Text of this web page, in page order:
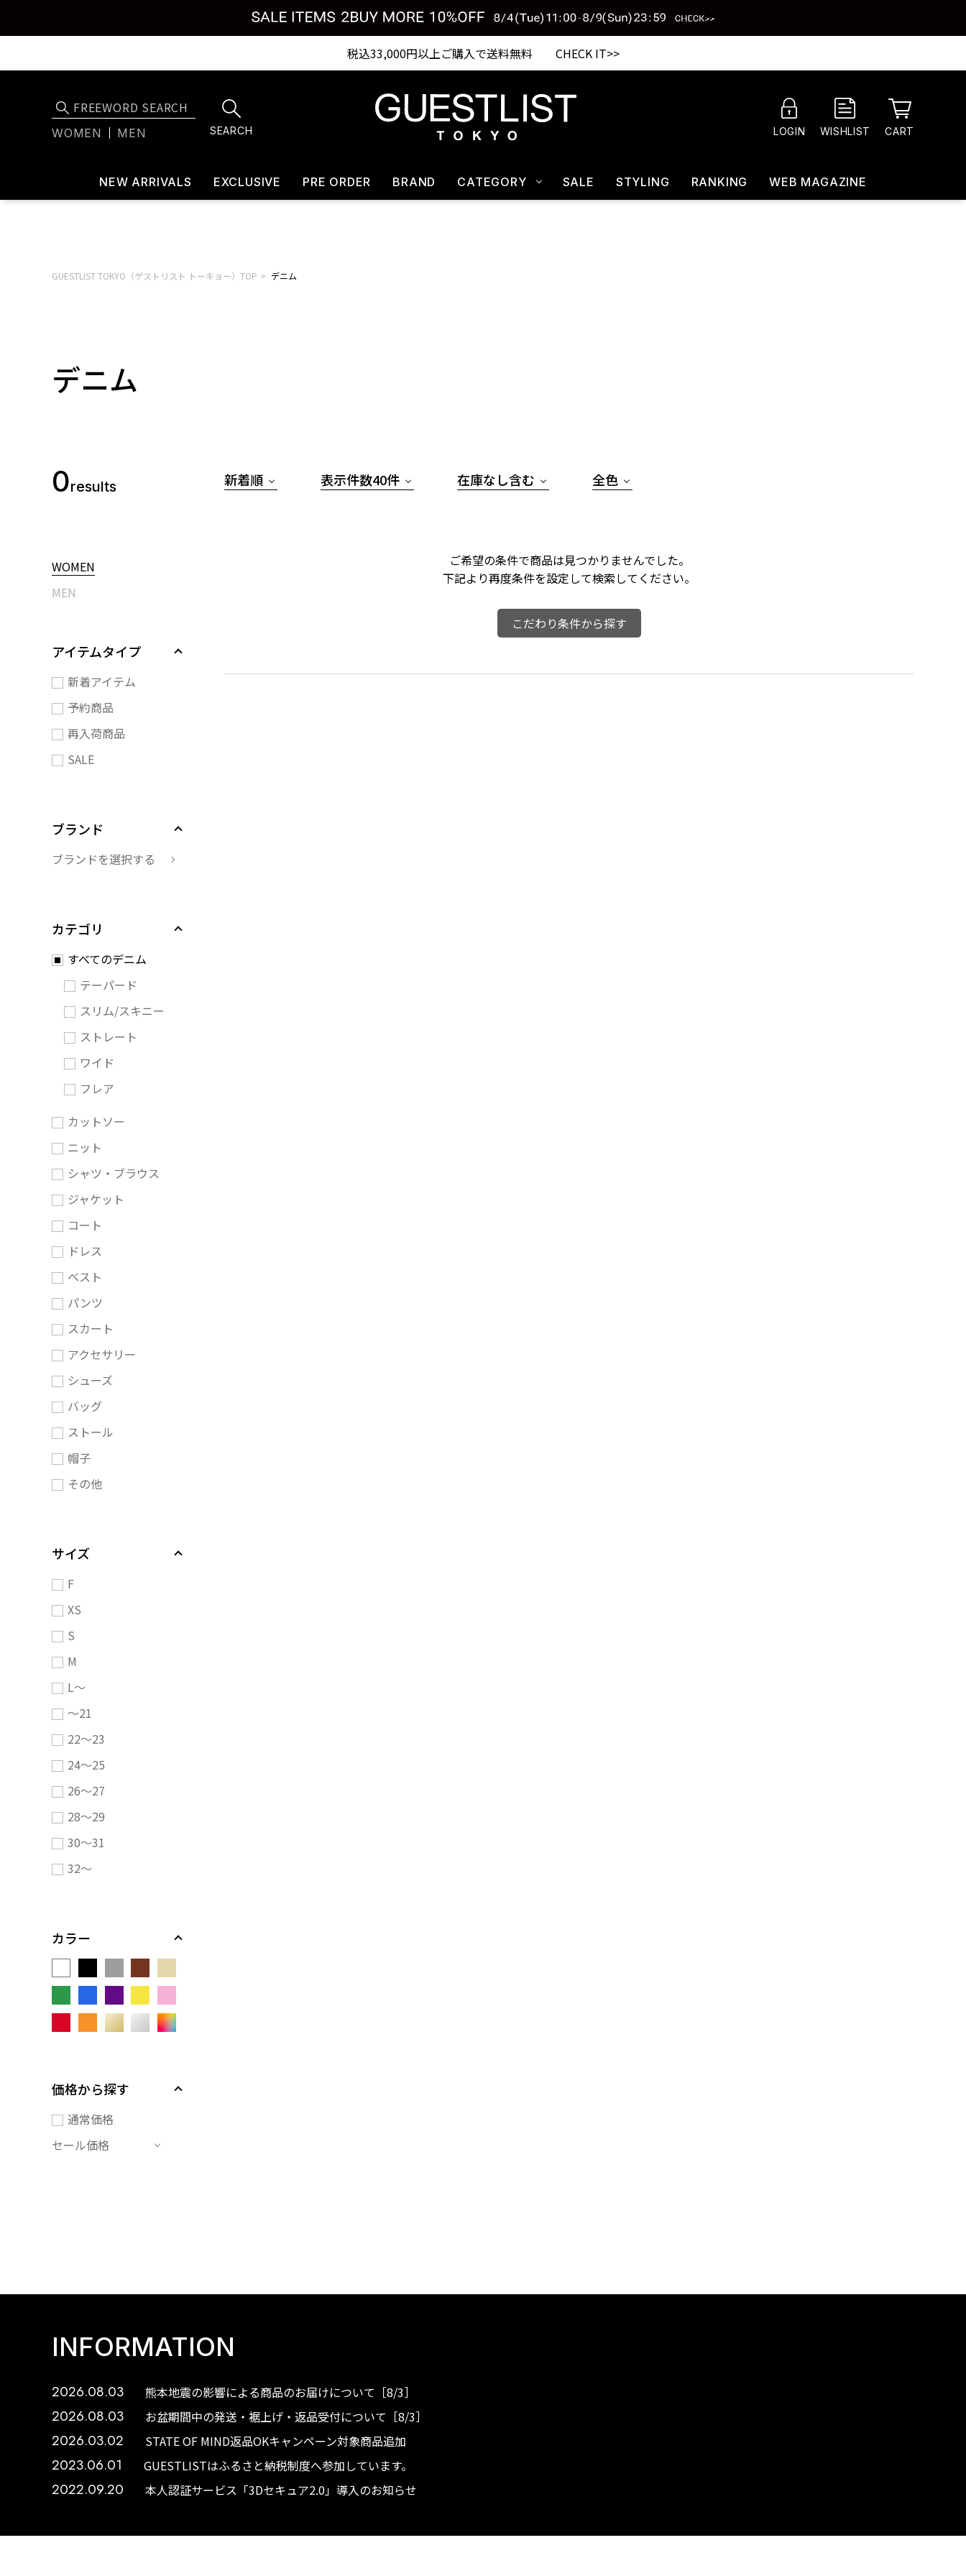
税込33,000円以上ご購入で送料無料 CHECK IT>>
Shopping from outside Japan? Visit our Global Site here. >>
WOMEN MEN SEARCH LOGIN WISHLIST CART
NEW ARRIVALS EXCLUSIVE PRE ORDER BRAND CATEGORY SALE STYLING RANKING WEB MAGAZINE
GUESTLIST TOKYO（ゲストリスト トーキョー）TOP デニム
デニム
0results
WOMEN
MEN
アイテムタイプ
新着アイテム
予約商品
再入荷商品
SALE
ブランド
ブランドを選択する
カテゴリ
すべてのデニム
テーパード
スリム/スキニー
ストレート
ワイド
フレア
カットソー
ニット
シャツ・ブラウス
ジャケット
コート
ドレス
ベスト
パンツ
スカート
アクセサリー
シューズ
バッグ
ストール
帽子
その他
サイズ
F
XS
S
M
L～
～21
22～23
24～25
26～27
28～29
30～31
32～
カラー
価格から探す
通常価格
セール価格
新着順 表示件数40件 在庫なし含む 全色
ご希望の条件で商品は見つかりませんでした。
下記より再度条件を設定して検索してください。
こだわり条件から探す
INFORMATION
2026.08.03 熊本地震の影響による商品のお届けについて［8/3］
2026.08.03 お盆期間中の発送・裾上げ・返品受付について［8/3］
2026.03.02 STATE OF MIND返品OKキャンペーン対象商品追加
2023.06.01 GUESTLISTはふるさと納税制度へ参加しています。
2022.09.20 本人認証サービス「3Dセキュア2.0」導入のお知らせ